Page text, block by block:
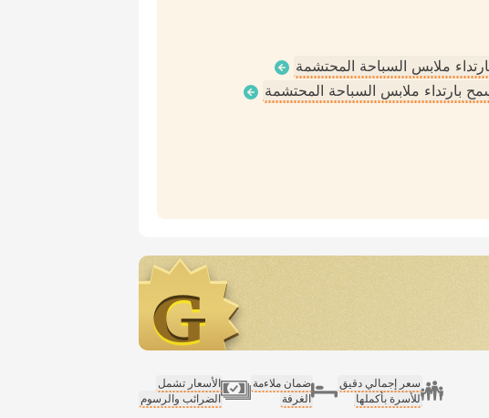
ملابس السباحة المحتشمة
بارتداء ملابس السباحة المحتشمة
سعر إجمالي دقيق
للأسرة بأكملها
ضمان ملاءمة
الغرفة
الأسعار تشمل
الضرائب والرسوم